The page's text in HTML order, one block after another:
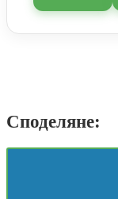
Споделяне: